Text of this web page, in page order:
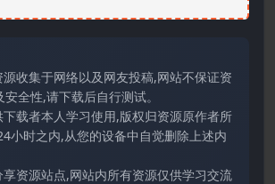
收集于网络以及网友投稿,网站不保证资
全性,请下载后自行测试。
载者本人学习使用,版权归资源原作者所
小时之内,从您的设备中自觉删除上述内
资源站点,网站内所有资源仅供学习交流